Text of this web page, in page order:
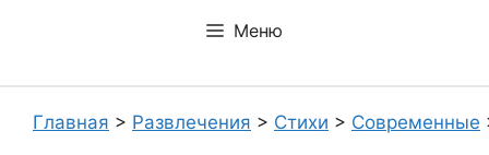
Меню
Главная > Развлечения > Стихи > Современные